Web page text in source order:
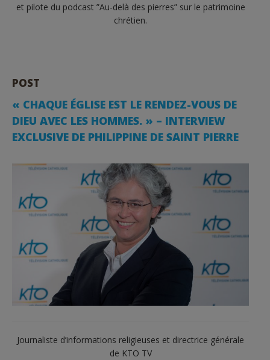
et pilote du podcast ”Au-delà des pierres” sur le patrimoine
chrétien.
POST
« CHAQUE ÉGLISE EST LE RENDEZ-VOUS DE
DIEU AVEC LES HOMMES. » – INTERVIEW
EXCLUSIVE DE PHILIPPINE DE SAINT PIERRE
Journaliste d’informations religieuses et directrice générale
de KTO TV